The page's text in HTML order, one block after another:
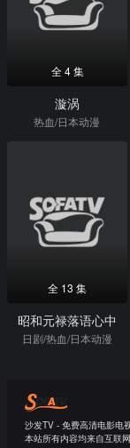
全 4 集
漩涡
热血/日本动漫
全 13 集
昭和元禄落语心中
日剧/热血/日本动漫
沙发TV - 免费高清电影电
本站所有内容均来自互联